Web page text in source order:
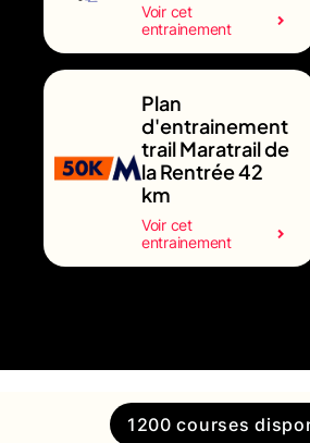
Voir cet
entrainement
Plan
d'entrainement
trail Maratrail de
la Rentrée 42
km
Voir cet
entrainement
1200 courses